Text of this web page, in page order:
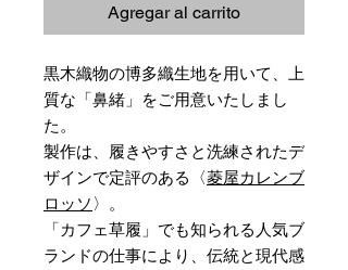
Agregar al carrito
黒木織物の博多織生地を用いて、上
質な「鼻緒」をご用意いたしまし
た。
製作は、履きやすさと洗練されたデ
ザインで定評のある〈菱屋カレンブ
ロッソ 〉。
「カフェ草履」でも知られる人気ブ
ランドの仕事により、伝統と現代感